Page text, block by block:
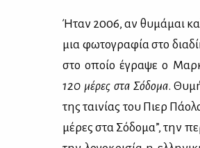
Ήταν 2006, αν θυ­μά­μαι
μια φω­το­γρα­φία στο
στο οποίο έγρα­ψε ο
120 μέ­ρες στα Σό­δο­μα.
της ται­νί­ας του Πιερ
μέ­ρες στα Σό­δο­μα”, την